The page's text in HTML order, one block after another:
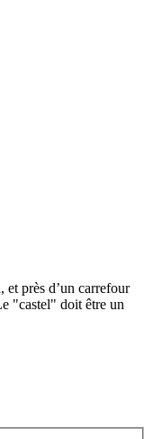
et près d’un carrefour
"castel" doit être un